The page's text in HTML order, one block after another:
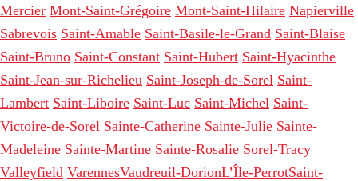
Mercier Mont-Saint-Grégoire Mont-Saint-Hilaire Napierville
Sabrevois Saint-Amable Saint-Basile-le-Grand Saint-Blaise
Saint-Bruno Saint-Constant Saint-Hubert Saint-Hyacinthe
Saint-Jean-sur-Richelieu Saint-Joseph-de-Sorel Saint-
Lambert Saint-Liboire Saint-Luc Saint-Michel Saint-
Victoire-de-Sorel Sainte-Catherine Sainte-Julie Sainte-
Madeleine Sainte-Martine Sainte-Rosalie Sorel-Tracy
Valleyfield VarennesVaudreuil-DorionL’Île-PerrotSaint-